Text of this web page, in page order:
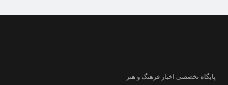
پایگاه تخصصی اخبار فرهنگ و هنر